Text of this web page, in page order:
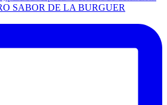
SABOR DE LA BURGUER